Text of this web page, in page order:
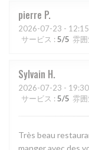
pierre P
2026-07-23 -
サービス : 5/5 雰
Sylvain H
2026-07-23 -
サービス : 5/5 雰
Très beau
manger avec des